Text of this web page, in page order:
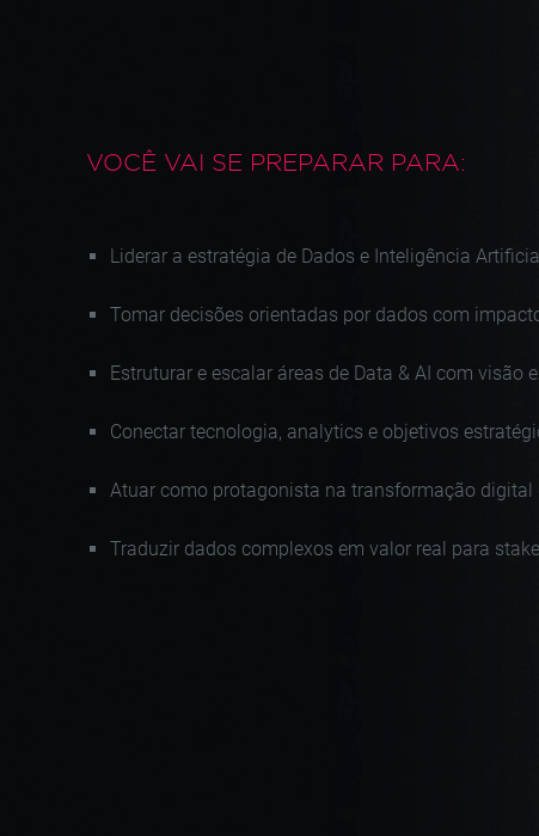
VOCÊ VAI SE PREPARAR PARA:
Liderar a estratégia de Dados e Inteligência
Tomar decisões orientadas por dados com
Estruturar e escalar áreas de Data & AI com visão
Conectar tecnologia, analytics e objetivos
Atuar como protagonista na transformação digital
Traduzir dados complexos em valor real para